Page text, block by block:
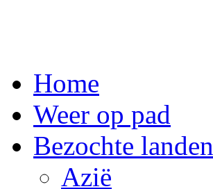
naar
inhoudHome
Weer op pad
Bezochte landen
Azië